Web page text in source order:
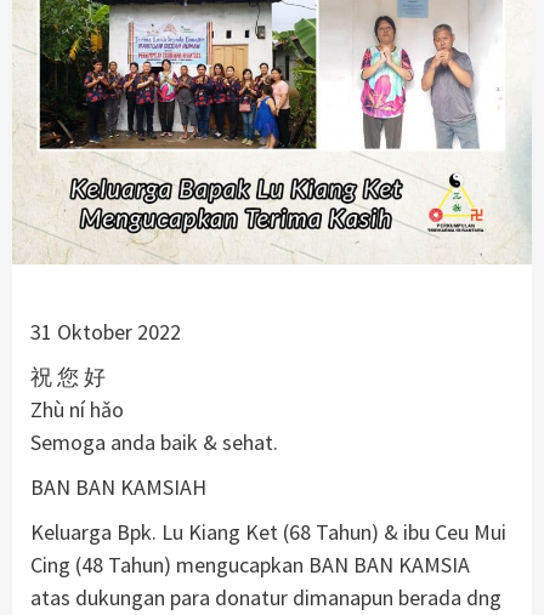
31 Oktober 2022
祝 您 好
Zhù ní hǎo
Semoga anda baik & sehat.
BAN BAN KAMSIAH
Keluarga Bpk. Lu Kiang Ket (68 Tahun) & ibu Ceu Mui
Cing (48 Tahun) mengucapkan BAN BAN KAMSIA
atas dukungan para donatur dimanapun berada dng